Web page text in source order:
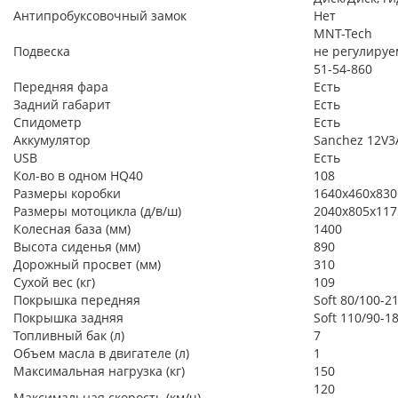
Антипробуксовочный замок
Нет
Подвеска
MNT-Tech
не
51-54-860
Передняя фара
Есть
Задний габарит
Есть
Спидометр
Есть
Аккумулятор
Sanchez
USB
Есть
Кол-во в одном HQ40
108
Размеры коробки
1640x460x830
Размеры мотоцикла (д/в/ш)
Колесная база (мм)
1400
Высота сиденья (мм)
890
Дорожный просвет (мм)
310
Сухой вес (кг)
109
Покрышка передняя
Soft 80/100-21
Покрышка задняя
Soft 110/90-18
Топливный бак (л)
7
Объем масла в двигателе (л)
1
Максимальная нагрузка (кг)
150
120